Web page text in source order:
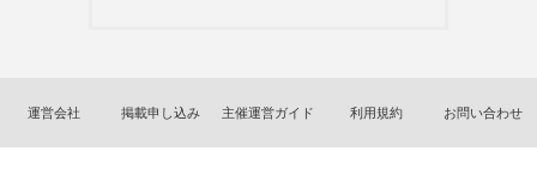
運営会社 掲載申し込み 主催運営ガイド 利用規約 お問い合わせ